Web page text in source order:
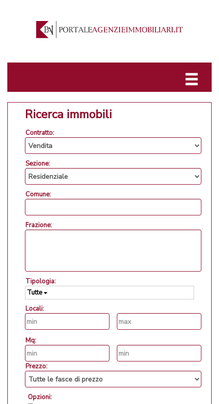
Ricerca immobili
Contratto:
Sezione:
Comune:
Frazione:
Tipologia:
Tutte
Locali:
Mq:
Prezzo:
Opzioni: